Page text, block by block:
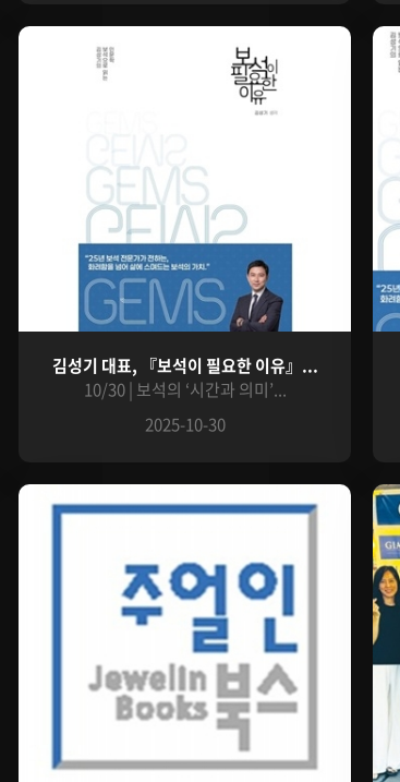
김성기 대표, 『보석이 필요한 이유』...
10/30 | 보석의 ‘시간과 의미’...
2025-10-30